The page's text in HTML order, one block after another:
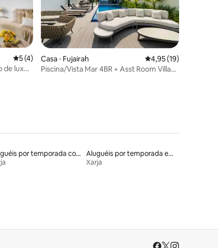
5 de uma avaliação média de 5, 4 avaliações
5 (4)
de luxo
Casa ⋅ Fujairah 4,95 de uma
4,95 (19)
Piscina/Vista Mar 4BR + Asst Room Villa
Aluguéis por temporada com banheira de hidromassagem
Aluguéis por temporada em albergue
Xarja